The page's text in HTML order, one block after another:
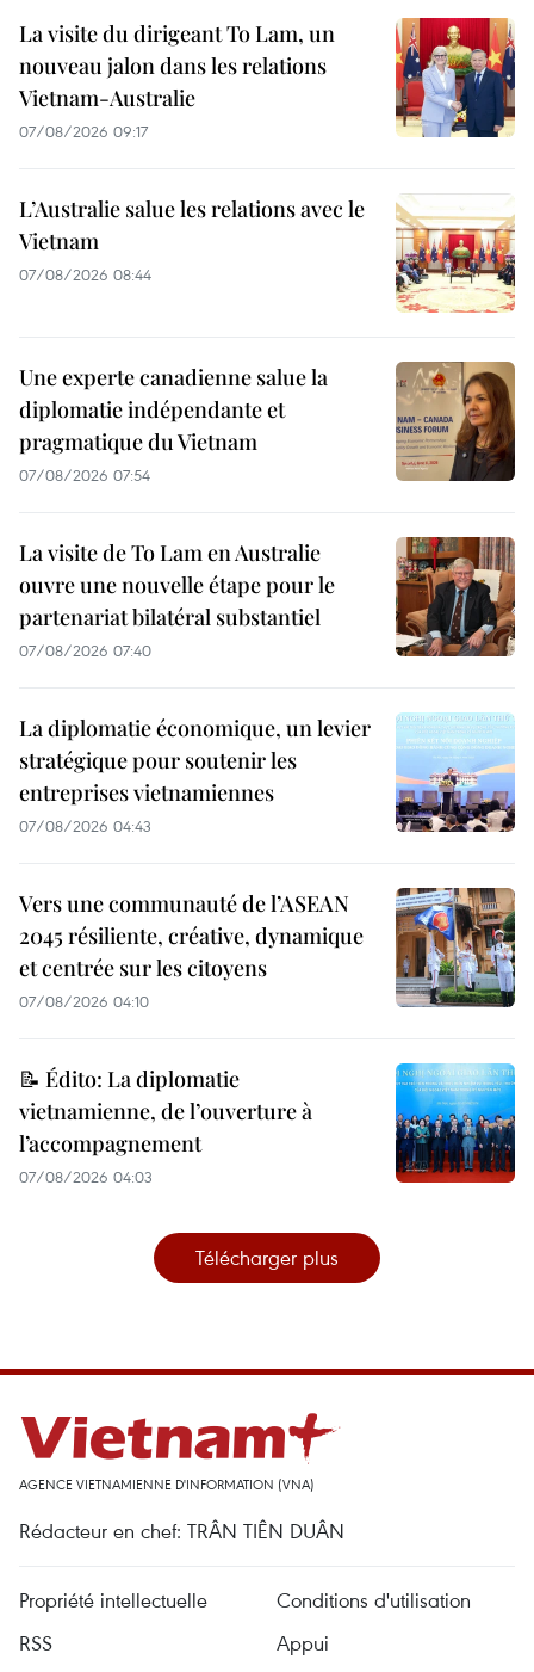
La visite du dirigeant To Lam, un
nouveau jalon dans les relations
Vietnam-Australie
07/08/2026 09:17
L’Australie salue les relations avec le
Vietnam
07/08/2026 08:44
Une experte canadienne salue la
diplomatie indépendante et
pragmatique du Vietnam
07/08/2026 07:54
La visite de To Lam en Australie
ouvre une nouvelle étape pour le
partenariat bilatéral substantiel
07/08/2026 07:40
La diplomatie économique, un levier
stratégique pour soutenir les
entreprises vietnamiennes
07/08/2026 04:43
Vers une communauté de l’ASEAN
2045 résiliente, créative, dynamique
et centrée sur les citoyens
07/08/2026 04:10
📝 Édito: La diplomatie
vietnamienne, de l’ouverture à
l’accompagnement
07/08/2026 04:03
Télécharger plus
AGENCE VIETNAMIENNE D'INFORMATION (VNA)
Rédacteur en chef: TRÂN TIÊN DUÂN
Propriété intellectuelle
Conditions d'utilisation
RSS
Appui